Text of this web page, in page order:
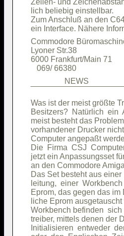
Zeilen- und
lich beliebig
Zum Anschluß an den
Commodore
Lyoner
6000 Frankfurt/
                 NEWS
Was ist der meist größte
Besitzers?  Natürlich  ein
meist besteht das
vorhandener Drucker
Computer angepaßt
Die  Firma  CSJ
jetzt ein Anpassungsset
an den Commodore
Das Set besteht aus
leitung,  einer
Eprom, das gegen das im
liche Eprom
Workbench befinden
treiber, mittels denen der
Initialisieren  entweder